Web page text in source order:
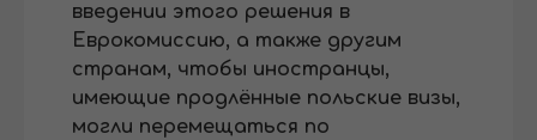
введении этого решения в
Еврокомиссию, а также другим
странам, чтобы иностранцы,
имеющие продлённые польские визы,
могли перемещаться по